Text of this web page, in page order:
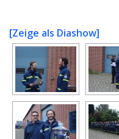
[Zeige als Diashow]